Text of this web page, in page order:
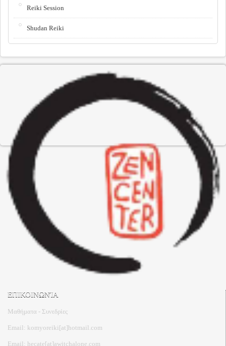
Reiki Session
Shudan Reiki
ΕΠΙΚΟΙΝΩΝΊΑ
Μαθήματα - Συνεδρίες
Email: komyoreiki[at]hotmail.com
Email: hecate[at]awitchalone.com